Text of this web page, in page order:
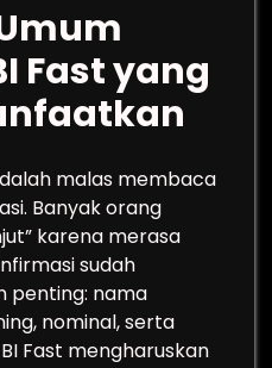
Fast yang
malas membaca
Banyak orang
karena merasa
sudah
penting: nama
nominal, serta
Fast mengharuskan